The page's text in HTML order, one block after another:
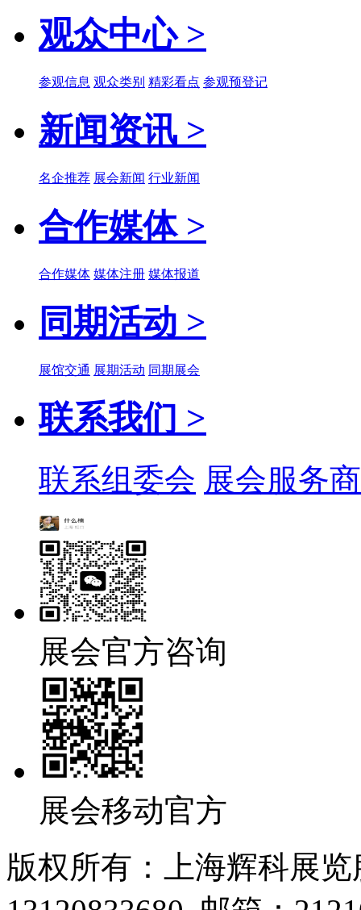
观众中心 >
参观信息 观众类别 精彩看点 参观预登记
新闻资讯 >
名企推荐 展会新闻 行业新闻
合作媒体 >
合作媒体 媒体注册 媒体报道
同期活动 >
展馆交通 展期活动 同期展会
联系我们 >
联系组委会 展会服务商
展会官方咨询
展会移动官方
版权所有：上海辉科展